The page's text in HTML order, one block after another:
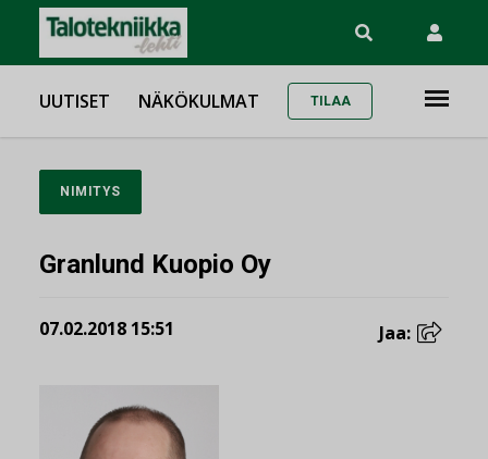
UUTISET NÄKÖKULMAT TILAA
NIMITYS
Granlund Kuopio Oy
07.02.2018 15:51 Jaa: